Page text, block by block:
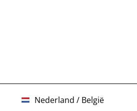
Nederland / België